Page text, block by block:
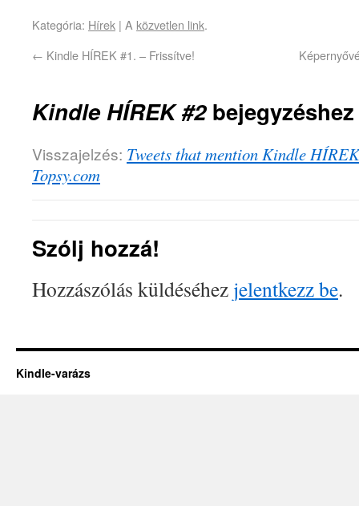
Kategória: Hírek | A közvetlen link.
← Kindle HÍREK #1. – Frissítve!
Kindle HÍREK #2
Visszajelzés: Tweets that mention Kindle
Topsy.com
Szólj hozzá!
Hozzászólás küldéséhez jelentkezz be.
Kindle-varázs